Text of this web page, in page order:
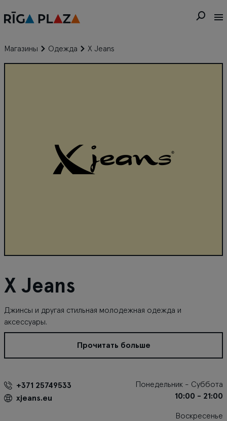
Магазины Одежда X Jeans
X Jeans
Джинсы и другая стильная молодежная одежда и
аксессуары.
Прочитать больше
+371 25749533
xjeans.eu
Понедельник - Суббота
10:00 - 21:00
Воскресенье